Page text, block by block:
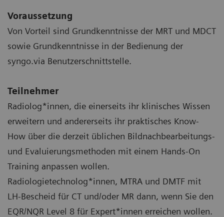
Voraussetzung
Von Vorteil sind Grundkenntnisse der MRT und MDCT
sowie Grundkenntnisse in der Bedienung der
syngo.via Benutzerschnittstelle.
Teilnehmer
Radiolog*innen, die einerseits ihr klinisches Wissen
erweitern und andererseits ihr praktisches Know-
How über die derzeit üblichen Bildnachbearbeitungs-
und Evaluierungsmethoden mit einem Hands-On
Training anpassen wollen.
Radiologietechnolog*innen, MTRA und DMTF mit
LH-Bescheid für CT und/oder MR dann, wenn Sie den
EQR/NQR Level 8 für Expert*innen erreichen wollen.